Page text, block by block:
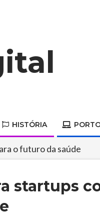
HISTÓRIA
o futuro da saúde
startups